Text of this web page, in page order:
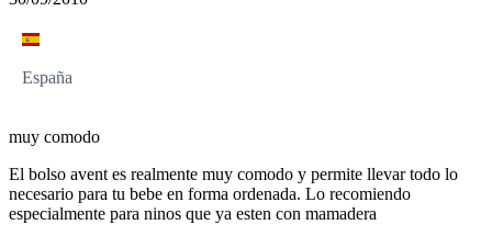
España
muy comodo
El bolso avent es realmente muy comodo y permite llevar todo lo
necesario para tu bebe en forma ordenada. Lo recomiendo
especialmente para ninos que ya esten con mamadera